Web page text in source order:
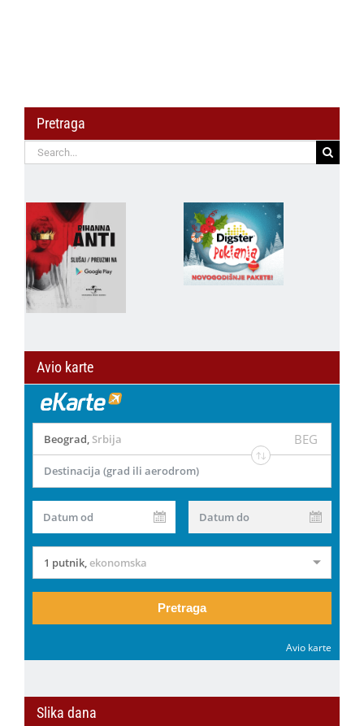
Pretraga
Search
for:
Avio karte
Beograd, Srbija BEG
Destinacija (grad ili aerodrom)
Datum od Datum do
1 putnik,ekonomska
Pretraga
Avio karte
Slika dana